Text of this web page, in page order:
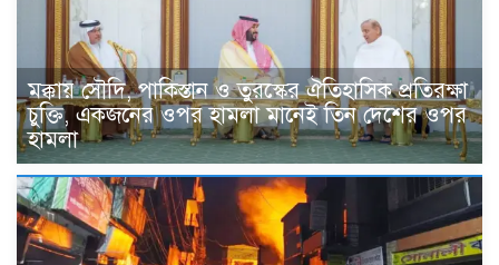
মক্কায় সৌদি, পাকিস্তান ও তুরস্কের ঐতিহাসিক প্রতিরক্ষা
চুক্তি, একজনের ওপর হামলা মানেই তিন দেশের ওপর
হামলা